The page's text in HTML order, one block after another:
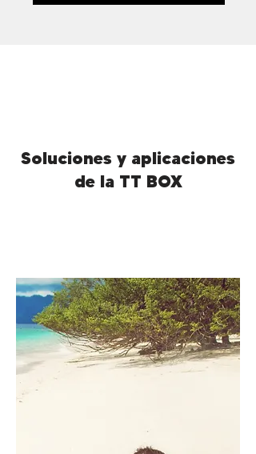
Soluciones y aplicaciones
de la TT BOX